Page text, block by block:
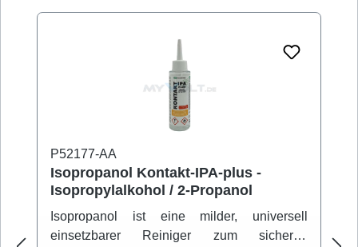
P52177-AA
Isopropanol Kontakt-IPA-plus -
Isopropylalkohol / 2-Propanol
Isopropanol ist eine milder, universell
einsetzbarer Reiniger zum sicheren